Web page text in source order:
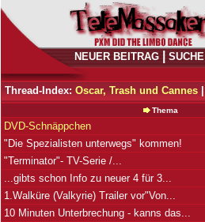
NEUER BEITRAG SUCHE
Thread-Index: Oscar, Trash und Cannes
Thema
DVD-Schnäppchen
"Die Spezialisten unterwegs" kommen!
"Terminator"- TV-Serie /...
...gibts schon Info zu neuer 4 für 3...
1.Walküre (Valkyrie) Trailer vor"Von...
10 Minuten Unterbrechung - kanns das...